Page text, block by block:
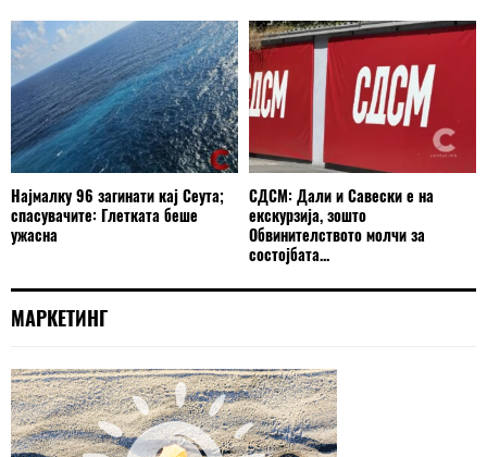
Најмалку 96 загинати кај Сеута;
спасувачите: Глетката беше
ужасна
СДСМ: Дали и Савески е на
екскурзија, зошто
Обвинителството молчи за
состојбата...
МАРКЕТИНГ